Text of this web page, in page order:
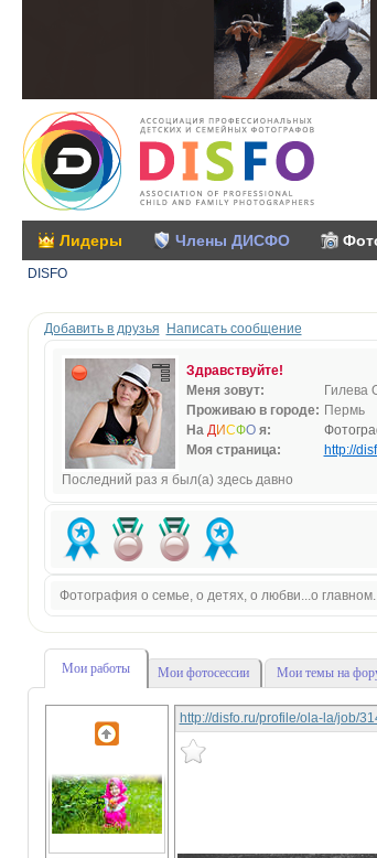
Лидеры Члены ДИСФО
DISFO
Добавить в друзья Написать сообщение
Здравствуйте!
Меня зовут:
Гилева
Проживаю в городе: Пермь
На ДИСФОя:
Моя страница:
http://
Последний раз я был(а) здесь давно
Фотография о семье, о детях, о любви...о
Мои работы Мои фотосессии Мои темы на
http://disfo.ru/profile/ola-la/job/